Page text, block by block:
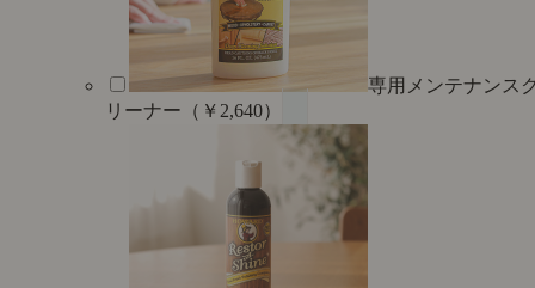
専用メンテナンス
リーナー（￥2,640）